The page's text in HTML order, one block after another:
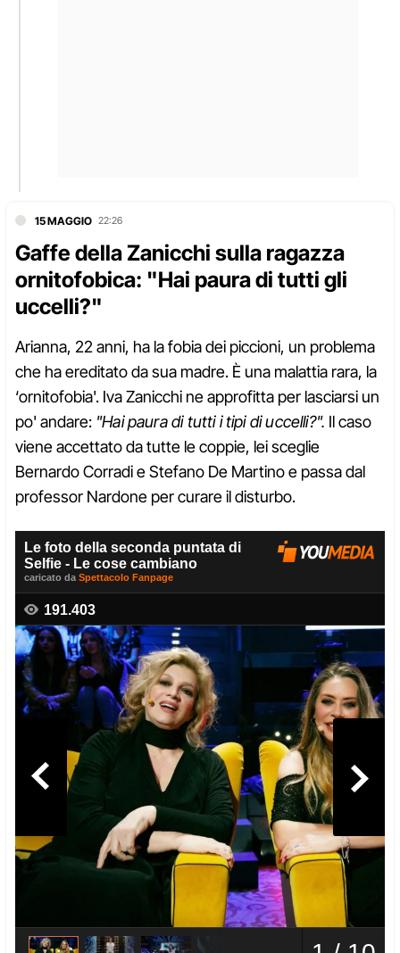
15 MAGGIO 22:26
Gaffe della Zanicchi sulla ragazza
ornitofobica: "Hai paura di tutti gli
uccelli?"
Arianna, 22 anni, ha la fobia dei piccioni, un problema
che ha ereditato da sua madre. È una malattia rara, la
‘ornitofobia'. Iva Zanicchi ne approfitta per lasciarsi un
po' andare: "Hai paura di tutti i tipi di uccelli?". Il caso
viene accettato da tutte le coppie, lei sceglie
Bernardo Corradi e Stefano De Martino e passa dal
professor Nardone per curare il disturbo.